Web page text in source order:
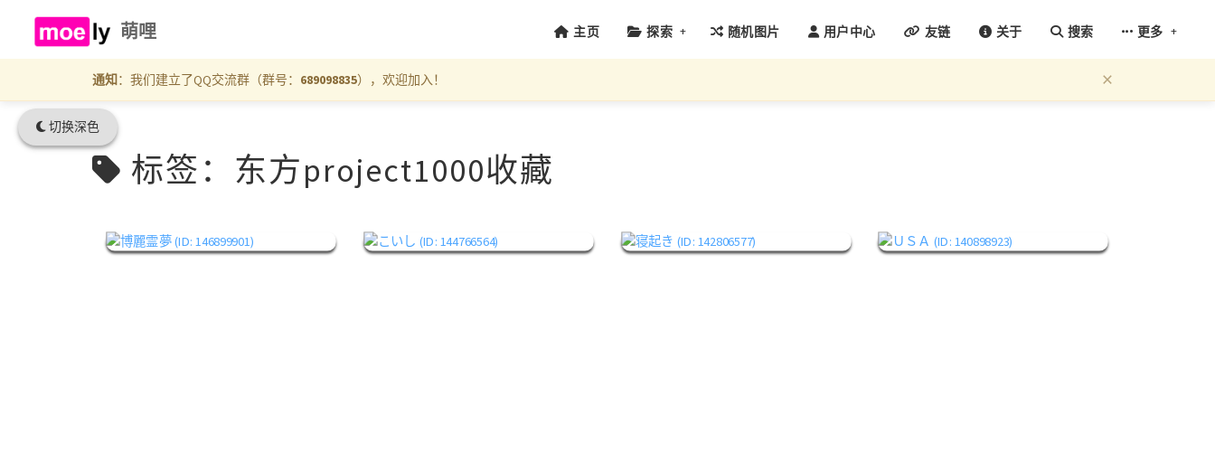
切换深色
萌哩 主页 探索 + 随机图片 用户中心 友链 关于 搜索 更多 +
通知：我们建立了QQ交流群（群号： 689098835），欢迎加入！ ×
标签：东方project1000收藏